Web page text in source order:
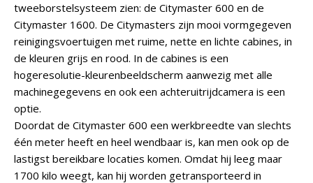
tweeborstelsysteem zien: de Citymaster 600 en de
Citymaster 1600. De Citymasters zijn mooi vormgegeven
reinigingsvoertuigen met ruime, nette en lichte cabines, in
de kleuren grijs en rood. In de cabines is een
hogeresolutie-kleurenbeeldscherm aanwezig met alle
machinegegevens en ook een achteruitrijdcamera is een
optie.
Doordat de Citymaster 600 een werkbreedte van slechts
één meter heeft en heel wendbaar is, kan men ook op de
lastigst bereikbare locaties komen. Omdat hij leeg maar
1700 kilo weegt, kan hij worden getransporteerd in